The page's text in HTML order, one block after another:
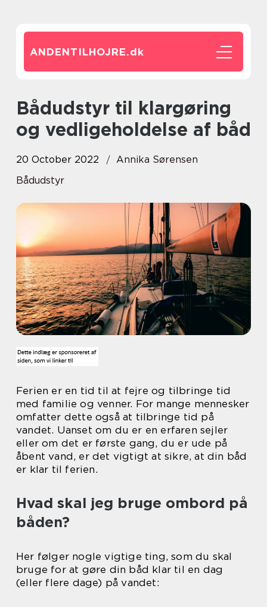
ANDENTILHOJRE.dk
Bådudstyr til klargøring
og vedligeholdelse af båd
20 October 2022
Annika Sørensen
Bådudstyr
Ferien er en tid til at fejre og tilbringe tid
med familie og venner. For mange mennesker
omfatter dette også at tilbringe tid på
vandet. Uanset om du er en erfaren sejler
eller om det er første gang, du er ude på
åbent vand, er det vigtigt at sikre, at din båd
er klar til ferien.
Hvad skal jeg bruge ombord på
båden?
Her følger nogle vigtige ting, som du skal
bruge for at gøre din båd klar til en dag
(eller flere dage) på vandet: